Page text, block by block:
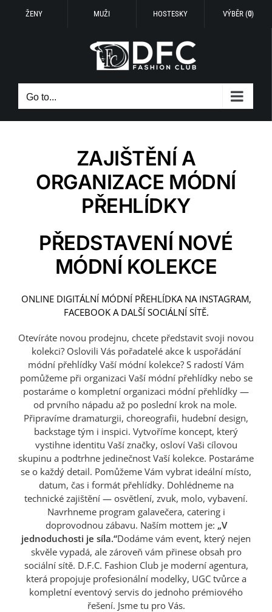
ŽENY MUŽI HOSTESKY VÝBĚR (0)
Go to...
ZAJIŠTĚNÍ A
ORGANIZACE MÓDNÍ
PŘEHLÍDKY
PŘEDSTAVENÍ NOVÉ
MÓDNÍ KOLEKCE
ONLINE DIGITÁLNÍ MÓDNÍ PŘEHLÍDKA NA INSTAGRAM,
FACEBOOK A DALŠÍ SOCIÁLNÍ SÍTĚ.
Otevíráte novou prodejnu, chcete představit svoji novou
kolekci? Oslovili Vás pořadatelé akce k uspořádání
módní přehlídky Vaší módní kolekce? S radostí Vám
pomůžeme při organizaci Vaší módní přehlídky nebo se
postaráme o kompletní organizaci módní přehlídky —
od prvního nápadu až po poslední krok na mole.
Připravíme dramaturgii, choreografii, hudební design,
backstage tým i inspici. Vytvoříme koncept, který
vystihne identitu Vaší značky, osloví Vaši cílovou
skupinu a podtrhne jedinečnost Vaší kolekce. Postaráme
se o každý detail. Pomůžeme Vám vybrat ideální místo,
datum, čas i formát přehlídky. Dohlédneme na
technické zajištění — osvětlení, zvuk, molo, vybavení.
Navrhneme program galavečera, catering i
doprovodnou zábavu. Naším mottem je: „V
jednoduchosti je síla.“Dodáme vám event, který nejen
skvěle vypadá, ale zároveň vám přinese obsah pro
sociální sítě. D.F.C. Fashion Club je moderní agentura,
která propojuje profesionální modelky, UGC tvůrce a
kompletní eventový servis do jednoho prémiového
řešení. Jsme tu pro Vás.